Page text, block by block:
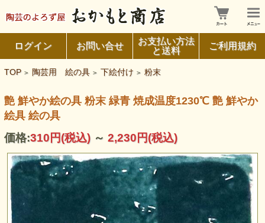
ログイン お問い合せ
お支払い方法
と送料
ご利用規約
TOP > 陶芸用 絵の具 > 下絵付け > 粉末
艶 鮮やか絵の具 粉末 緑青 焼成温度1230℃ 艶 鮮やか
絵具 絵の具
価格:310円(税込) ～ 2,230円(税込)